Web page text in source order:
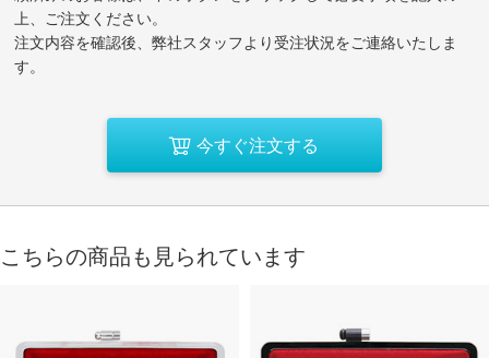
上、ご注文ください。
注文内容を確認後、弊社スタッフより受注状況をご連絡いたしま
す。
今すぐ注文する
こちらの商品も見られています